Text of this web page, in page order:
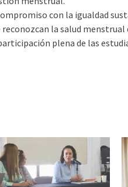
con la igualdad
la salud menstrual
plena de las